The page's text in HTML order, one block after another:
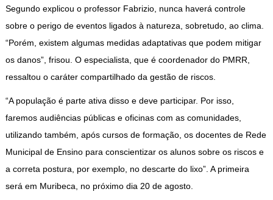
Segundo explicou o professor Fabrizio, nunca haverá controle
sobre o perigo de eventos ligados à natureza, sobretudo, ao clima.
“Porém, existem algumas medidas adaptativas que podem mitigar
os danos”, frisou. O especialista, que é coordenador do PMRR,
ressaltou o caráter compartilhado da gestão de riscos.
“A população é parte ativa disso e deve participar. Por isso,
faremos audiências públicas e oficinas com as comunidades,
utilizando também, após cursos de formação, os docentes de Rede
Municipal de Ensino para conscientizar os alunos sobre os riscos e
a correta postura, por exemplo, no descarte do lixo”. A primeira
será em Muribeca, no próximo dia 20 de agosto.